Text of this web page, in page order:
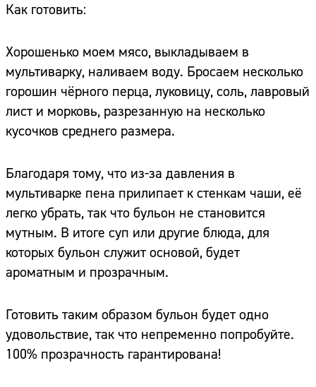
Как готовить:
Хорошенько моем мясо, выкладываем в
мультиварку, наливаем воду. Бросаем несколько
горошин чёрного перца, луковицу, соль, лавровый
лист и морковь, разрезанную на несколько
кусочков среднего размера.
Благодаря тому, что из-за давления в
мультиварке пена прилипает к стенкам чаши, её
легко убрать, так что бульон не становится
мутным. В итоге суп или другие блюда, для
которых бульон служит основой, будет
ароматным и прозрачным.
Готовить таким образом бульон будет одно
удовольствие, так что непременно попробуйте.
100% прозрачность гарантирована!